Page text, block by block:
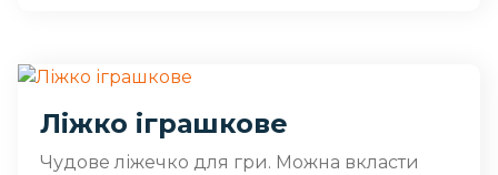
Ліжко іграшкове
Чудове ліжечко для гри. Можна вкласти